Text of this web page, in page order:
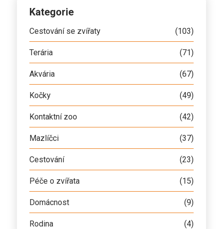
Kategorie
Cestování se zvířaty (103)
Terária (71)
Akvária (67)
Kočky (49)
Kontaktní zoo (42)
Mazlíčci (37)
Cestování (23)
Péče o zvířata (15)
Domácnost (9)
Rodina (4)